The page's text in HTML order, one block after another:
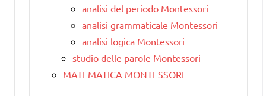
analisi del periodo Montessori
analisi grammaticale Montessori
analisi logica Montessori
studio delle parole Montessori
MATEMATICA MONTESSORI